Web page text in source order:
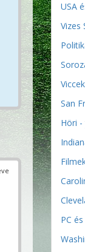
USA
Vizes
Viccek
San
Höri
PC